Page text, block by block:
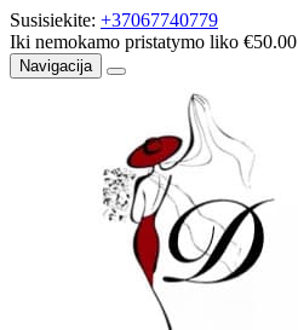
Susisiekite: +37067740779
Iki nemokamo pristatymo liko €50.00
Navigacija